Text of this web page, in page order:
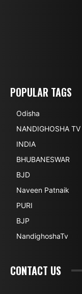
POPULAR TAGS
Odisha
NANDIGHOSHA TV
INDIA
BHUBANESWAR
BJD
Naveen Patnaik
PURI
BJP
NandighoshaTv
CONTACT US